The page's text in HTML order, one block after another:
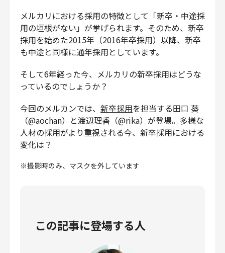
事業開発
カスタマーサービス
営業
プロダクトマネジメント
データアナリティクス
プロダクトデザイン
クリエイティブ
コーポレート
財務・経理
内部監査・リスク
メルカリにおける採用の特徴として「新卒・中途採
用の垣根がない」が挙げられます。そのため、新卒
採用を始めた2015年（2016年卒採用）以降、新卒
も中途と同様に通年採用としています。
そして6年経った今、メルカリの新卒採用はどうな
っているのでしょうか？
今回のメルカンでは、 新卒採用を担当する田口 葵
（@aochan）と渡辺理香（@rika）が登場。多様な
人材の採用がより重視される今、新卒採用における
変化は？
※撮影時のみ、マスクを外しています
この記事に登場する人